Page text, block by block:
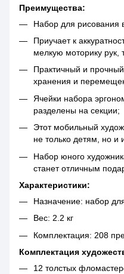
Преимущества:
Набор для рисования
Приучает к
мелкую моторику рук,
Практичный и
хранения и
Ячейки набора
разделены на секции;
Этот мобильный
не только детям, но и
Набор юного
станет отличным
Характеристики:
Назначение: набор
Вес: 2.2 кг
Комплектация: 208
Комплектация
12 толстых